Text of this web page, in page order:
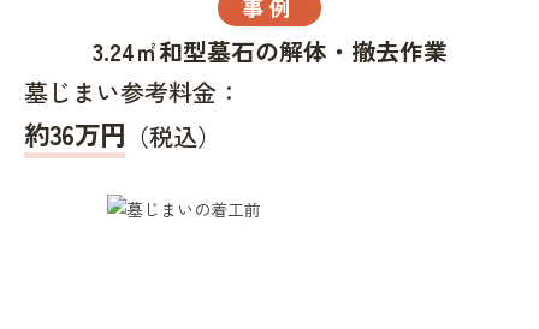
事例
3.24㎡和型墓石の解体・撤去作業
墓じまい参考料金：
約36万円 （税込）